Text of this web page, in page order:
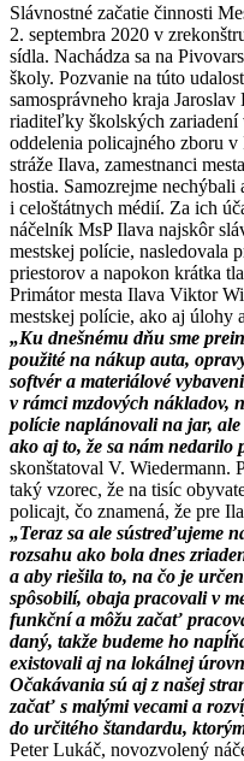
Slávnostné začatie činnosti
2. septembra 2020 v
sídla. Nachádza sa na
školy. Pozvanie na túto
samosprávneho kraja
riaditeľky školských zariadení
oddelenia policajného zboru
stráže Ilava, zamestnanci
hostia. Samozrejme
i celoštátnych médií. Za ich
náčelník MsP Ilava najskôr
mestskej polície, nasledovala
priestorov a napokon krátka
Primátor mesta Ilava Viktor
mestskej polície, ako aj úlohy
„Ku dnešnému dňu sme
použité na nákup auta,
softvér a materiálové
v rámci mzdových nákladov,
polície naplánovali na jar,
ako aj to, že sa nám nedarilo
skonštatoval V. Wiedermann.
taký vzorec, že na tisíc
policajt, čo znamená, že pre
„Teraz sa ale sústreďujeme
rozsahu ako bola dnes
a aby riešila to, na čo je
spôsobilí, obaja pracovali v
funkční a môžu začať
daný, takže budeme ho
existovali aj na lokálnej
Očakávania sú aj z našej
začať s malými vecami a
do určitého štandardu,
Peter Lukáč, novozvolený